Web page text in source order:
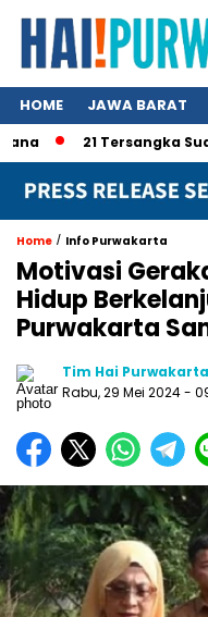
HOME JAWA BARAT
21 Tersangka Suap
Home / Info Purwakarta
Motivasi
Hidup
Purwakarta
Tim Hai Purwakarta
Rabu, 29 Mei 2024-